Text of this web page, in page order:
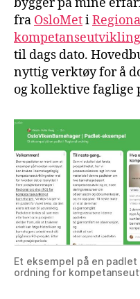
fra OsloMeti
til dags dato.
nyttig verktøy for å
og kollektive faglige
Et eksempel på en
ordning for